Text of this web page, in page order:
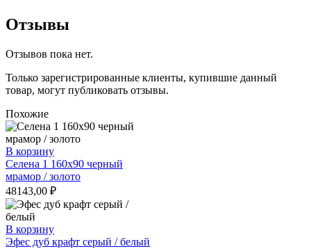
Отзывы
Отзывов пока нет.
Только зарегистрированные клиенты, купившие данный
товар, могут публиковать отзывы.
Похожие
В корзину
Селена 1 160х90 черный
мрамор / золото
48143,00 ₽
В корзину
Эфес дуб крафт серый / белый